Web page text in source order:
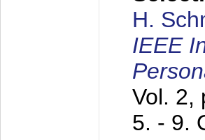
H.
IEEE
Vol. 2,
5. - 9.